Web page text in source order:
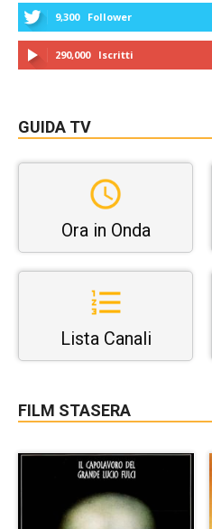
9,300 Follower
290,000 Iscritti
GUIDA TV
Ora in Onda
Lista Canali
FILM STASERA